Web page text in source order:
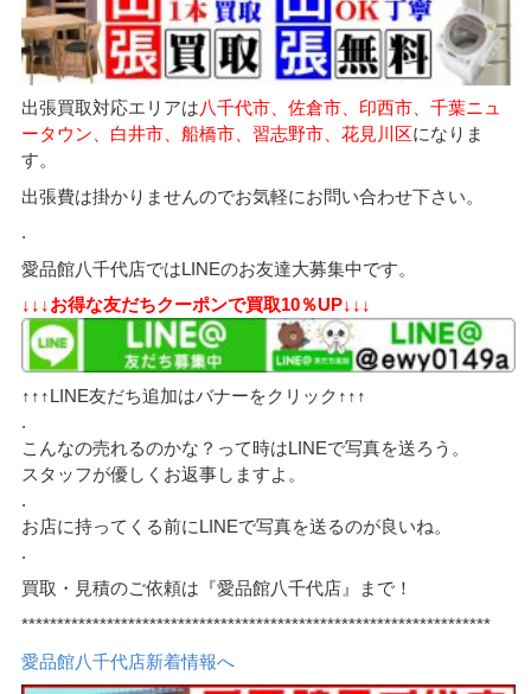
出張買取対応エリアは八千代市、佐倉市、印西市、千葉ニュ
ータウン、白井市、船橋市、習志野市、花見川区になりま
す。
出張費は掛かりませんのでお気軽にお問い合わせ下さい。
.
愛品館八千代店ではLINEのお友達大募集中です。
↓↓↓お得な友だちクーポンで買取10％UP↓↓↓
↑↑↑LINE友だち追加はバナーをクリック↑↑↑
.
こんなの売れるのかな？って時はLINEで写真を送ろう。
スタッフが優しくお返事しますよ。
.
お店に持ってくる前にLINEで写真を送るのが良いね。
.
買取・見積のご依頼は『愛品館八千代店』まで！
******************************************************************
愛品館八千代店新着情報へ